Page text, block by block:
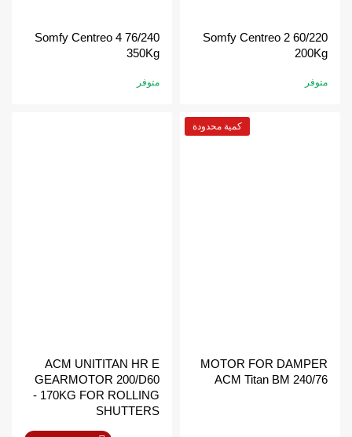
Somfy Centreo 2 60/220
200Kg
متوفر
Somfy Centreo 4 76/240
350Kg
متوفر
كمية محدودة
MOTOR FOR DAMPER
ACM Titan BM 240/76
ACM UNITITAN HR E
GEARMOTOR 200/D60
- 170KG FOR ROLLING
SHUTTERS